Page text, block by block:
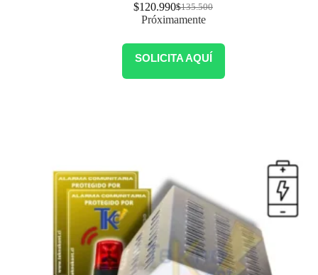
$135.500
$120.990
Próximamente
SOLICITA AQUÍ